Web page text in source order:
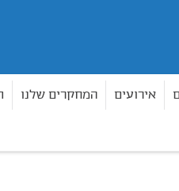
אירועים המחקרים שלנו